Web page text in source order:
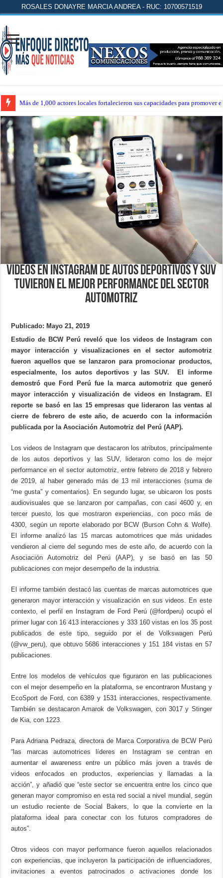
ROSALES DONAYRE MARCIA ANDREA - RUC: 10700571519
Más de 1,000 actores locales fortalecieron sus capacidades para promover
Videos en Instagram de autos deportivos y SUV
tuvieron el mejor performance del sector
automotriz
Publicado: Mayo 21, 2019
Estudio de BCW Perú reveló que los videos de Instagram con
mayor interacción y visualizaciones en el sector automotriz
fueron aquellos que se lanzaron para promocionar productos,
especialmente, los autos deportivos y las SUV.
El informe
demostró que Ford Perú fue la marca automotriz que generó
mayor interacción y visualización de videos en Instagram. El
reporte se basó en las 15 empresas que lideraron las ventas al
cierre de febrero de este año, de acuerdo con la información
publicada por la Asociación Automotriz del Perú (AAP).
Los videos de Instagram que destacaron los atributos, principalmente
de los autos deportivos y las SUV, lideraron como los de mejor
performance en el sector automotriz, entre febrero de 2018 y febrero
de 2019, al haber generado más de 13 mil interacciones (suma de
“me gusta” y comentarios). En segundo lugar, se ubicaron los posts
audiovisuales que se lanzaron por campañas, con casi 4600 y, en
tercer puesto, los que mostraron experiencias, con poco más de
4300, según un reporte elaborado por BCW (Burson Cohn & Wolfe).
El informe analizó las 15 marcas automotrices que más unidades
vendieron al cierre del segundo mes de este año, de acuerdo con la
Asociación Automotriz del Perú (AAP), y se basó en las 50
publicaciones con mejor desempeño de la industria.
El informe también destacó las cuentas de marcas automotrices que
generaron mayor interacción y visualización en sus videos. En este
contexto, el perfil en Instagram de Ford Perú (@fordperu) ocupó el
primer lugar con 16 413 interacciones y 333 160 vistas en los 35 post
publicados de este tipo, seguido por el de Volkswagen Perú
(@vw_peru), que obtuvo 5686 interacciones y 151 184 vistas en 57
publicaciones.
Entre los modelos de vehículos que figuraron en las publicaciones
con el mejor desempeño en la plataforma, se encontraron Mustang y
EcoSport de Ford, con 6389 y 1531 interacciones, respectivamente.
También se destacaron Amarok de Volkswagen, con 3017 y Stinger
de Kia, con 1223.
Para Adriana Pedraza, directora de Marca Corporativa de BCW Perú
“las marcas automotrices líderes en Instagram se centran en
aumentar el awareness entre un público más joven a través de
videos enfocados en productos, experiencias y llamadas a la
acción”, y añadió que “este sector se encuentra entre los cinco que
generan mayor compromiso en esta red social a nivel mundial, según
un estudio reciente de Social Bakers, lo que la convierte en la
plataforma ideal para conectar con los futuros compradores de
autos”.
Otros videos con mayor performance fueron aquellos relacionados
con experiencias, que incluyeron la participación de influenciadores,
invitaciones a eventos patrocinados o activaciones donde los